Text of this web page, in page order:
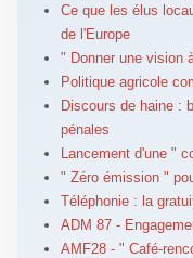
Ce que les élus
de l'Europe
" Donner une vision
Politique agricole
Discours de haine :
pénales
Lancement d'une "
" Zéro émission "
Téléphonie : la
ADM 87 -
AMF28 - " Café-